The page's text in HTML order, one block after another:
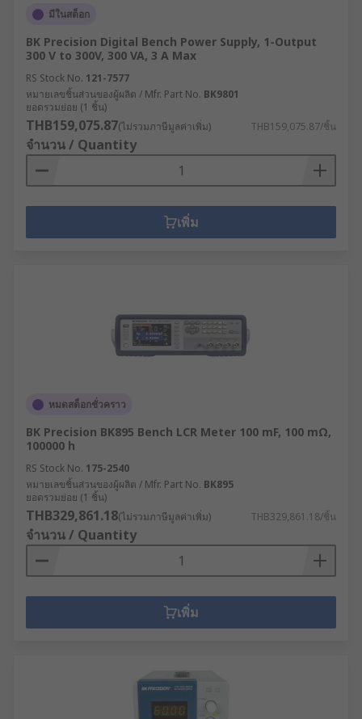
มีในสต็อก
BK Precision Digital Bench Power Supply, 1-Output
300 V to 300V, 300 VA, 3 A Max
RS Stock No. 121-7577
หมายเลขชิ้นส่วนของผู้ผลิต / Mfr. Part No. BK9801
ยอดรวมย่อย (1 ชิ้น)
THB159,075.87(ไม่รวมภาษีมูลค่าเพิ่ม) THB159,075.87/ชิ้น
จำนวน / Quantity
เพิ่ม
หมดสต็อกชั่วคราว
BK Precision BK895 Bench LCR Meter 100 mF, 100 mΩ,
100000 h
RS Stock No. 175-2540
หมายเลขชิ้นส่วนของผู้ผลิต / Mfr. Part No. BK895
ยอดรวมย่อย (1 ชิ้น)
THB329,861.18(ไม่รวมภาษีมูลค่าเพิ่ม) THB329,861.18/ชิ้น
จำนวน / Quantity
เพิ่ม